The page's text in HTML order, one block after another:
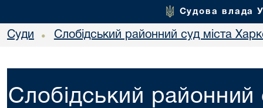
Судова влада
Суди • Слобідський районний суд міста
Слобідський районний